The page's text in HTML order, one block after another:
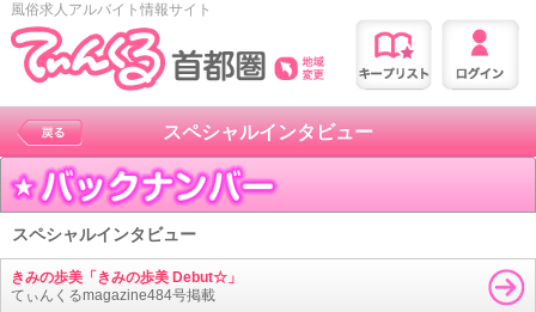
風俗求人アルバイト情報サイト
スペシャルインタビュー
スペシャルインタビュー
きみの歩美「きみの歩美 Debut☆」
てぃんくるmagazine484号掲載